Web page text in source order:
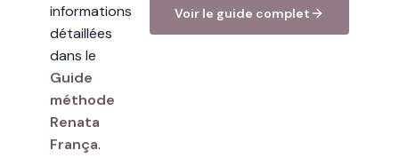
informations
détaillées
dans le
Guide
méthode
Renata
França.
Voir le guide complet